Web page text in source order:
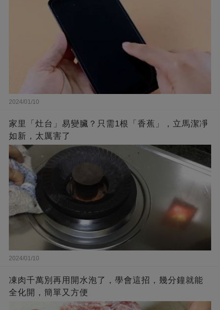
2024/01/10
家里「灶台」易變臟？只需1根「香蕉」，立馬潔凈
如新，太厲害了
2024/01/10
凍肉千萬別再用開水泡了，學會這招，幾分鐘就能
全化開，簡單又方便